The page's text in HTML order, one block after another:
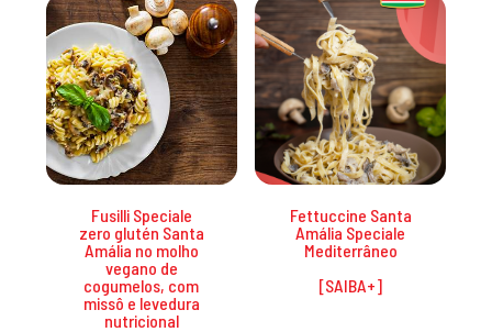
Fusilli Speciale
zero glutén Santa
Amália no molho
vegano de
cogumelos, com
missô e levedura
nutricional
Fettuccine Santa
Amália Speciale
Mediterrâneo